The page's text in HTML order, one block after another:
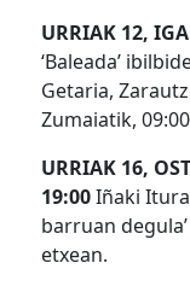
URRIAK 12,
‘Baleada’
Getaria,
Zumaiatik,
URRIAK 16,
19:00Iñaki
barruan
etxean.